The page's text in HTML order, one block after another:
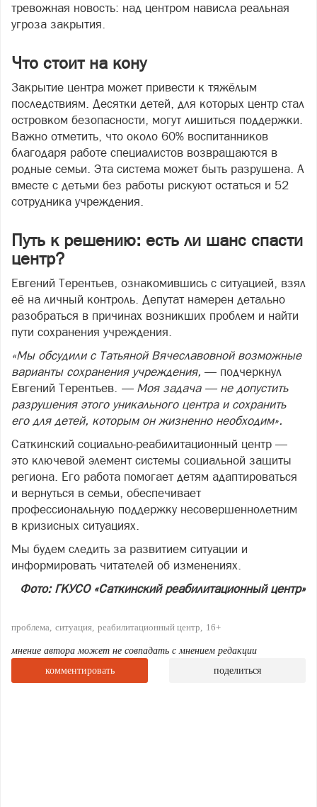
тревожная новость: над центром нависла реальная
угроза закрытия.
Что стоит на кону
Закрытие центра может привести к тяжёлым
последствиям. Десятки детей, для которых центр стал
островком безопасности, могут лишиться поддержки.
Важно отметить, что около 60% воспитанников
благодаря работе специалистов возвращаются в
родные семьи. Эта система может быть разрушена. А
вместе с детьми без работы рискуют остаться и 52
сотрудника учреждения.
Путь к решению: есть ли шанс спасти
центр?
Евгений Терентьев, ознакомившись с ситуацией, взял
её на личный контроль. Депутат намерен детально
разобраться в причинах возникших проблем и найти
пути сохранения учреждения.
«Мы обсудили с Татьяной Вячеславовной возможные
варианты сохранения учреждения, — подчеркнул
Евгений Терентьев. — Моя задача — не допустить
разрушения этого уникального центра и сохранить
его для детей, которым он жизненно необходим».
Саткинский социально‑реабилитационный центр —
это ключевой элемент системы социальной защиты
региона. Его работа помогает детям адаптироваться
и вернуться в семьи, обеспечивает
профессиональную поддержку несовершеннолетним
в кризисных ситуациях.
Мы будем следить за развитием ситуации и
информировать читателей об изменениях.
Фото: ГКУСО «Саткинский реабилитационный центр»
проблема ситуация реабилитационный центр 16+
мнение автора может не совпадать с мнением редакции
комментировать
поделиться